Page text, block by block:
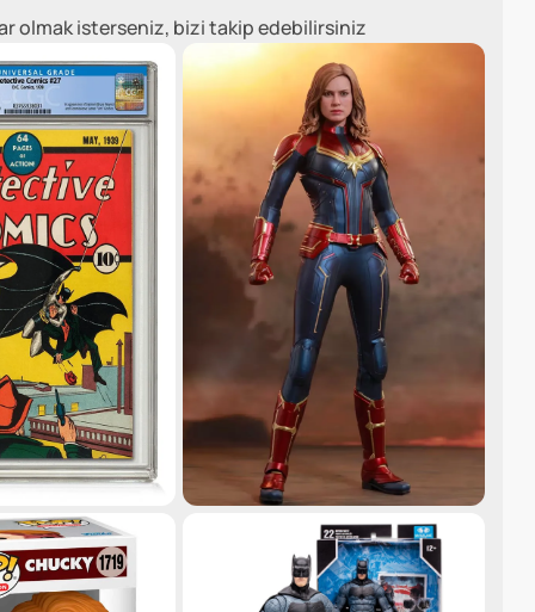
olmak isterseniz, bizi takip edebilirsiniz